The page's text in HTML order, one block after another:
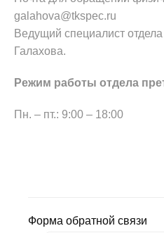
galahova@tkspec.ru
Ведущий специалист
Галахова.
Режим работы отдела
Пн. – пт.: 9:00 – 18:00
Форма обратной связи